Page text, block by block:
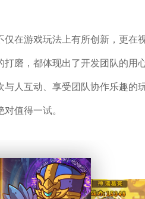
在游戏玩法上有所创新，更在
磨，都体现出了开发团队的用
人互动、享受团队协作乐趣的
值得一试。